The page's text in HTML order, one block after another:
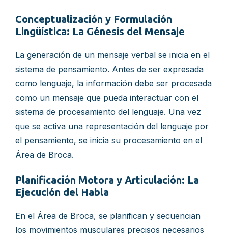
Conceptualización y Formulación
Lingüística: La Génesis del Mensaje
La generación de un mensaje verbal se inicia en el
sistema de pensamiento. Antes de ser expresada
como lenguaje, la información debe ser procesada
como un mensaje que pueda interactuar con el
sistema de procesamiento del lenguaje. Una vez
que se activa una representación del lenguaje por
el pensamiento, se inicia su procesamiento en el
Área de Broca.
Planificación Motora y Articulación: La
Ejecución del Habla
En el Área de Broca, se planifican y secuencian
los movimientos musculares precisos necesarios